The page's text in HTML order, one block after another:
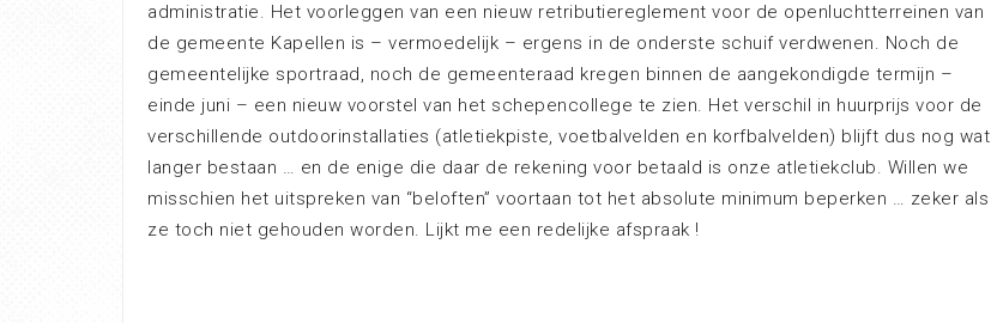
administratie. Het voorleggen van een nieuw retributiereglement voor de openluchtterreinen van
de gemeente Kapellen is – vermoedelijk – ergens in de onderste schuif verdwenen. Noch de
gemeentelijke sportraad, noch de gemeenteraad kregen binnen de aangekondigde termijn –
einde juni – een nieuw voorstel van het schepencollege te zien. Het verschil in huurprijs voor de
verschillende outdoorinstallaties (atletiekpiste, voetbalvelden en korfbalvelden) blijft dus nog wat
langer bestaan … en de enige die daar de rekening voor betaald is onze atletiekclub. Willen we
misschien het uitspreken van “beloften” voortaan tot het absolute minimum beperken … zeker als
ze toch niet gehouden worden. Lijkt me een redelijke afspraak !